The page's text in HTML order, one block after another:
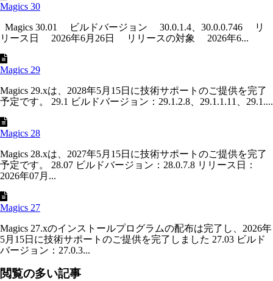
Magics 30
Magics 30.01 ビルドバージョン 30.0.1.4、30.0.0.746 リ
リース日 2026年6月26日 リリースの対象 2026年6...
Magics 29
Magics 29.xは、2028年5月15日に技術サポートのご提供を完了
予定です。 29.1 ビルドバージョン：29.1.2.8、29.1.1.11、29.1....
Magics 28
Magics 28.xは、2027年5月15日に技術サポートのご提供を完了
予定です。 28.07 ビルドバージョン：28.0.7.8 リリース日：
2026年07月...
Magics 27
Magics 27.xのインストールプログラムの配布は完了し、2026年
5月15日に技術サポートのご提供を完了しました 27.03 ビルド
バージョン：27.0.3...
閲覧の多い記事